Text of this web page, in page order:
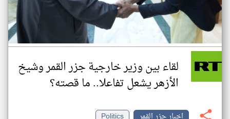
لقاء بين وزير خارجية جزر القمر وشيخ
الأزهر يشعل تفاعلا.. ما قصته؟